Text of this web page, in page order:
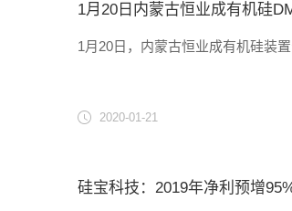
1月20日内蒙古恒业成有机硅
1月20日，内蒙古恒业成有机硅装
2020-01-21
硅宝科技：2019年净利预增